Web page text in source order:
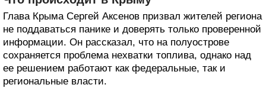
Глава Крыма Сергей Аксенов призвал жителей региона
не поддаваться панике и доверять только проверенной
информации. Он рассказал, что на полуострове
сохраняется проблема нехватки топлива, однако над
ее решением работают как федеральные, так и
региональные власти.